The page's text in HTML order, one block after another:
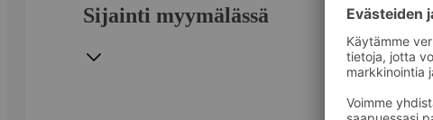
Sijainti myymälässä